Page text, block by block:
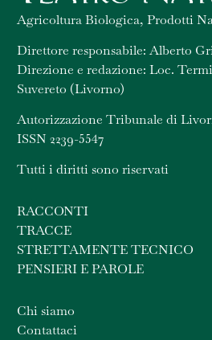
Agricoltura Biologica, Prodotti
Direttore responsabile: Alberto
Direzione e redazione: Loc.
Suvereto (Livorno)
Autorizzazione Tribunale di
ISSN 2239-5547
Tutti i diritti sono riservati
RACCONTI
TRACCE
STRETTAMENTE TECNICO
PENSIERI E PAROLE
Chi siamo
Contattaci